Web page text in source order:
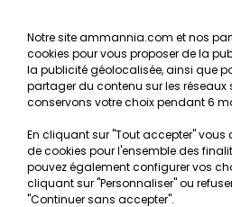
Recherche de
Mentions
Conditions
RGPD
MON
Notre site ammannia.com et nos
cookies pour vous proposer de la
la publicité géolocalisée, ainsi que
partager du contenu sur les réseaux
conservons votre choix pendant 6
En cliquant sur "Tout accepter" vous
de cookies pour l'ensemble des
pouvez également configurer vos
cliquant sur "Personnaliser" ou
"Continuer sans accepter".